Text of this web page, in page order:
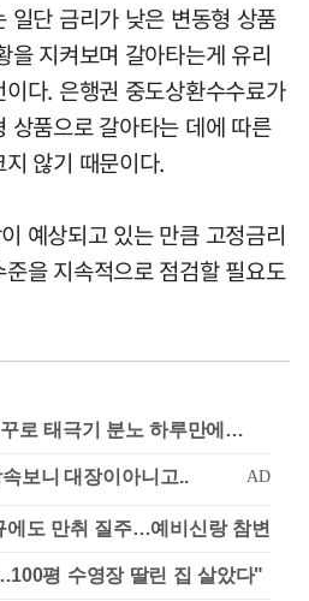
일단 금리가 낮은 변동형 상품
을 지켜보며 갈아타는게 유리
다. 은행권 중도상환수수료가
상품으로 갈아타는 데에 따른
않기 때문이다.
예상되고 있는 만큼 고정금리
을 지속적으로 점검할 필요도
로 태극기 분노 하루만에…
도 만취 질주…예비신랑 참변
평 수영장 딸린 집 살았다"